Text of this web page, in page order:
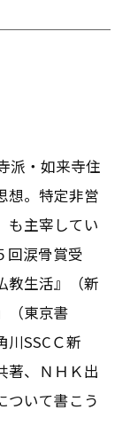
派・如来寺住
想。特定非営
も主宰してい
回涙骨賞受
教生活』（新
（東京書
川SSCＣ新
著、ＮＨＫ出
ついて書こう